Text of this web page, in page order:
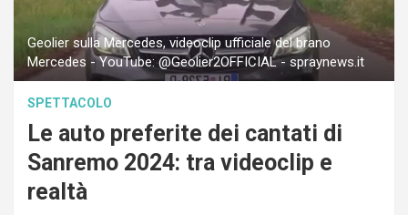
Geolier sulla Mercedes, videoclip ufficiale del brano
Mercedes - YouTube: @Geolier2OFFICIAL - spraynews.it
SPETTACOLO
Le auto preferite dei cantati di
Sanremo 2024: tra videoclip e
realtà